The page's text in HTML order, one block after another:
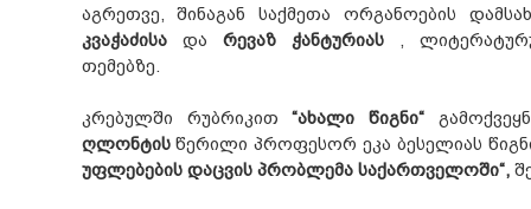
აგრეთვე, შინაგან საქმეთა ორგანოების
კვაჭაძისადა რევაზ ჭანტურიას,
თემებზე.
კრებულში რუბრიკით“ახალი წიგნი“
ღლონტისწერილი პროფესორ ეკა ბესელიას
უფლებების დაცვის პრობლემა საქართველოში“,